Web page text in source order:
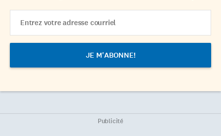
Address
Publicité